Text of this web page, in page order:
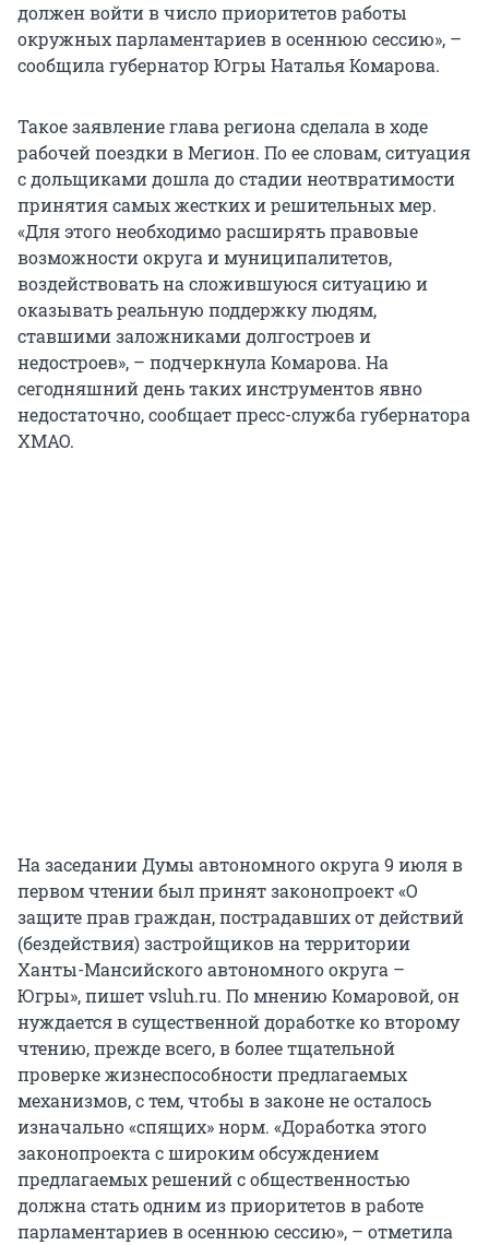
должен войти в число приоритетов работы
окружных парламентариев в осеннюю сессию», –
сообщила губернатор Югры Наталья Комарова.
Такое заявление глава региона сделала в ходе
рабочей поездки в Мегион. По ее словам, ситуация
с дольщиками дошла до стадии неотвратимости
принятия самых жестких и решительных мер.
«Для этого необходимо расширять правовые
возможности округа и муниципалитетов,
воздействовать на сложившуюся ситуацию и
оказывать реальную поддержку людям,
ставшими заложниками долгостроев и
недостроев», – подчеркнула Комарова. На
сегодняшний день таких инструментов явно
недостаточно, сообщает пресс-служба губернатора
ХМАО.
На заседании Думы автономного округа 9 июля в
первом чтении был принят законопроект «О
защите прав граждан, пострадавших от действий
(бездействия) застройщиков на территории
Ханты-Мансийского автономного округа –
Югры», пишет vsluh.ru. По мнению Комаровой, он
нуждается в существенной доработке ко второму
чтению, прежде всего, в более тщательной
проверке жизнеспособности предлагаемых
механизмов, с тем, чтобы в законе не осталось
изначально «спящих» норм. «Доработка этого
законопроекта с широким обсуждением
предлагаемых решений с общественностью
должна стать одним из приоритетов в работе
парламентариев в осеннюю сессию», – отметила